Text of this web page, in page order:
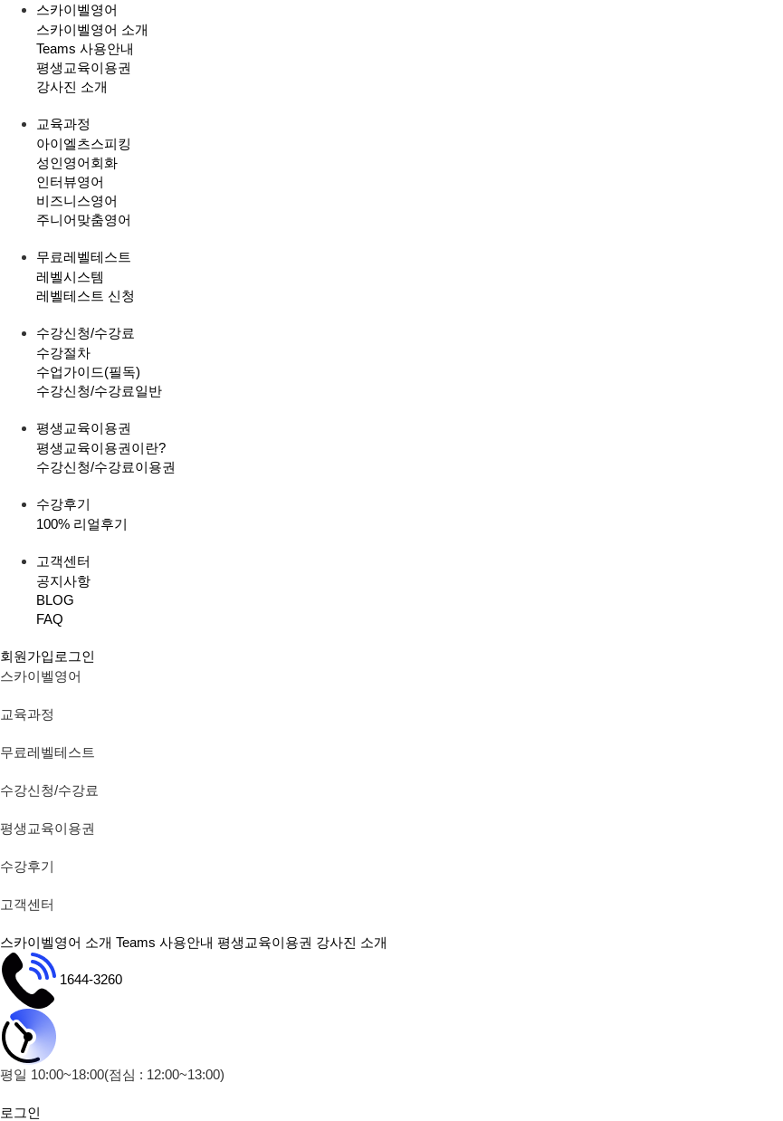
스카이벨영어
스카이벨영어 소개
Teams 사용안내
평생교육이용권
강사진 소개
교육과정
아이엘츠스피킹
성인영어회화
인터뷰영어
비즈니스영어
주니어맞춤영어
무료레벨테스트
레벨시스템
레벨테스트 신청
수강신청/수강료
수강절차
수업가이드(필독)
수강신청/수강료일반
평생교육이용권
평생교육이용권이란?
수강신청/수강료이용권
수강후기
100% 리얼후기
고객센터
공지사항
BLOG
FAQ
회원가입 로그인
스카이벨영어
교육과정
무료레벨테스트
수강신청/수강료
평생교육이용권
수강후기
고객센터
스카이벨영어 소개 Teams 사용안내 평생교육이용권 강사진 소개
1644-3260
평일 10:00~18:00(점심 : 12:00~13:00)
로그인